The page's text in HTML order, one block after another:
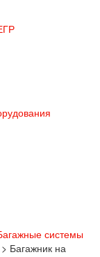
системы
> Багажник на